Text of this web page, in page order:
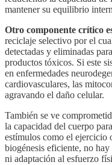
mantener su equilibrio
Otro componente crítico
reciclaje selectivo por el
detectadas y eliminadas
productos tóxicos. Si este
en enfermedades
cardiovasculares, las
agravando el daño celular.
También se ve
la capacidad del cuerpo
estímulos como el ejercicio
biogénesis eficiente, no
ni adaptación al esfuerzo